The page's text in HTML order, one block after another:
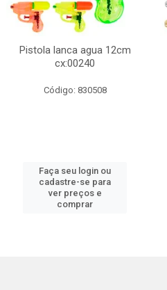
Pistola lanca agua 12cm
cx:00240
Código: 830508
Faça seu login ou
cadastre-se para
ver preços e
comprar